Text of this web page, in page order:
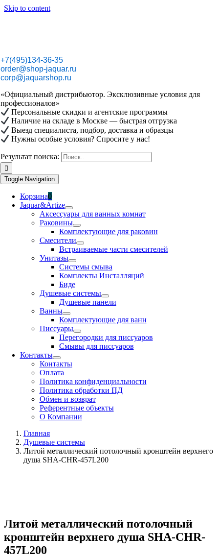
Skip to content
+7(495)134-36-35
order@shop-jaquar.ru
corp@jaquarshop.ru
«Официальный дистрибьютор. Эксклюзивные условия для
профессионалов»
Персональные скидки и агентские программы
Наличие на складе в Москве — быстрая отгрузка
Выезд специалиста, подбор, доставка и образцы
Нужны особые условия? Спросите у нас!
Результат поиска:
Toggle Navigation
Корзина0
Jaquar&Artize
Аксессуары для ванных комнат
Раковины
Комплектующие для раковин
Смесители
Встраиваемые части смесителей
Унитазы
Системы смыва
Комплекты Инсталляций
Биде
Душевые системы
Душевые панели
Ванны
Комплектующие для ванн
Писсуары
Перегородки для писсуаров
Смывы для писсуаров
Контакты
Контакты
Оплата
Политика конфиденциальности
Политика обработки ПД
Обмен и возврат
Референтные объекты
О Компании
Главная
Душевые системы
Литой металлический потолочный кронштейн верхнего
душа SHA-CHR-457L200
Литой металлический потолочный
кронштейн верхнего душа SHA-CHR-
457L200